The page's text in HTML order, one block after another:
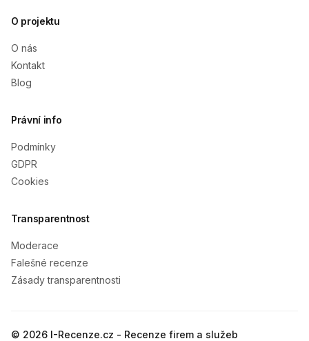
O projektu
O nás
Kontakt
Blog
Právní info
Podmínky
GDPR
Cookies
Transparentnost
Moderace
Falešné recenze
Zásady transparentnosti
© 2026 I-Recenze.cz - Recenze firem a služeb